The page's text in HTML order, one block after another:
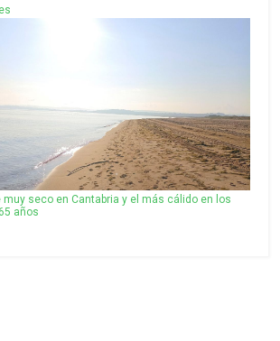
muy seco en Cantabria y el más cálido en los
años